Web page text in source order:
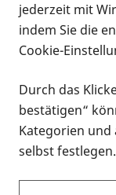
Infomaterial
Vorlesen
Alle
Formaten an
Sie möchten
jederzeit mit
indem Sie die
Cookie-
Durch das
bestätigen“
Kategorien und
selbst festlegen.